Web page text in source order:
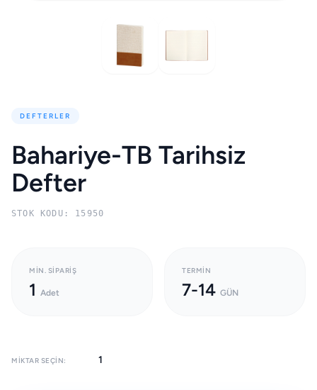
DEFTERLER
Bahariye-TB Tarihsiz
Defter
STOK KODU: 15950
MIN. SIPARIŞ
1 Adet
TERMIN
7-14 GÜN
MIKTAR SEÇIN: